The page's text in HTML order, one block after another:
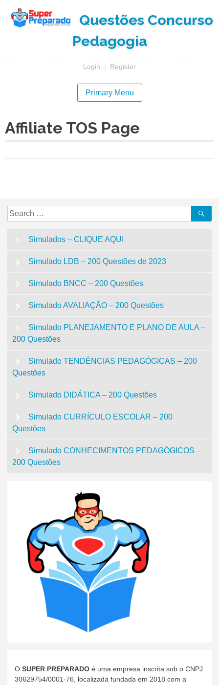
Skip
Questões Concurso
Pedagogia
Login | Register
Primary Menu
Affiliate TOS Page
Search
for:
Simulados – CLIQUE AQUI
Simulado LDB – 200 Questões de 2023
Simulado BNCC – 200 Questões
Simulado AVALIAÇÃO – 200 Questões
Simulado PLANEJAMENTO E PLANO DE AULA –
200 Questões
Simulado TENDÊNCIAS PEDAGÓGICAS – 200
Questões
Simulado DIDÁTICA – 200 Questões
Simulado CURRÍCULO ESCOLAR – 200
Questões
Simulado CONHECIMENTOS PEDAGÓGICOS –
200 Questões
O SUPER PREPARADO é uma empresa inscrita sob o CNPJ
30629754/0001-76, localizada fundada em 2018 com a